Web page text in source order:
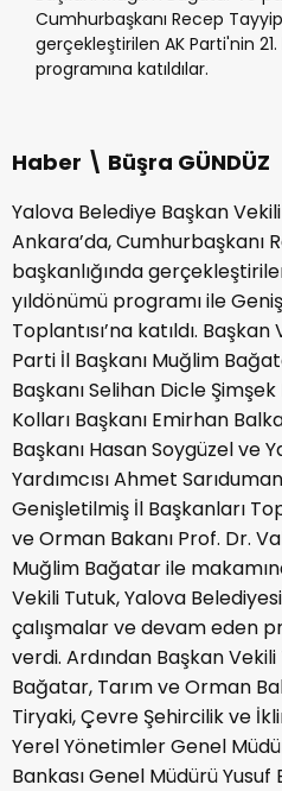
Cumhurbaşkanı Recep Tayyip
gerçekleştirilen AK Parti'nin
programına katıldılar.
Haber \ Büşra GÜNDÜZ
Yalova Belediye Başkan
Ankara’da, Cumhurbaşkanı
başkanlığında
yıldönümü programı ile
Toplantısı’na katıldı.
Parti İl Başkanı Muğlim
Başkanı Selihan Dicle
Kolları Başkanı Emirhan
Başkanı Hasan Soygüzel ve
Yardımcısı Ahmet
Genişletilmiş İl Başkanları
ve Orman Bakanı Prof. Dr.
Muğlim Bağatar ile
Vekili Tutuk, Yalova
çalışmalar ve devam eden
verdi. Ardından Başkan Vekili
Bağatar, Tarım ve Orman
Tiryaki, Çevre Şehircilik ve
Yerel Yönetimler Genel
Bankası Genel Müdürü